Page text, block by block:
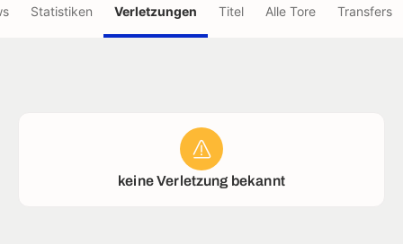
Statistiken Verletzungen Titel Alle Tore Transfers
keine Verletzung bekannt